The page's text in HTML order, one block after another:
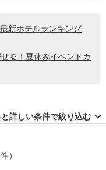
新ホテルランキング
る！夏休みイベントカ
と詳しい条件で絞り込む
）